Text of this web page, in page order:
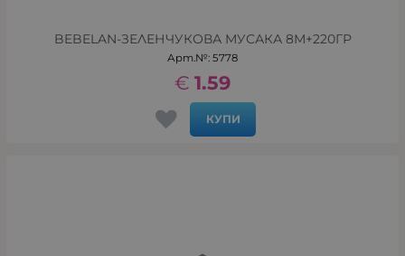
BEBELAN-ЗЕЛЕНЧУКОВА МУСАКА 8М+220ГР
Арт.№: 5778
1.59
€
КУПИ